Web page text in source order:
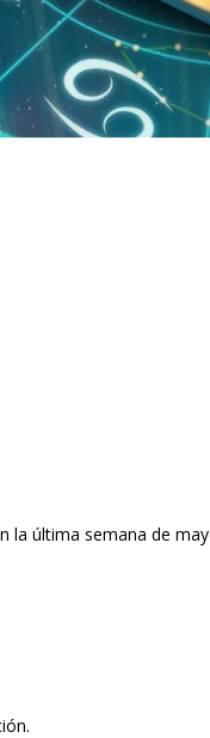
la última semana de